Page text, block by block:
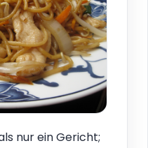
nur ein Gericht;